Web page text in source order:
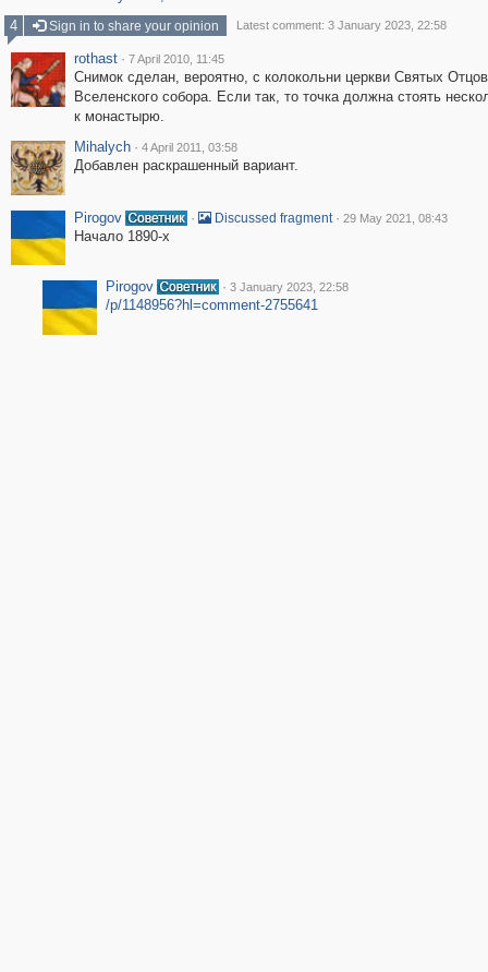
4
Sign in to share your opinion Latest comment: 3 January 2023, 22:58
rothast · 7 April 2010, 11:45
Снимок сделан, вероятно, с колокольни церкви Святых
Вселенского собора. Если так, то точка должна стоять
к монастырю.
Mihalych · 4 April 2011, 03:58
Добавлен раскрашенный вариант.
Pirogov · Discussed fragment · 29 May 2021, 08:43
Начало 1890-х
Pirogov · 3 January 2023, 22:58
/p/1148956?hl=comment-2755641